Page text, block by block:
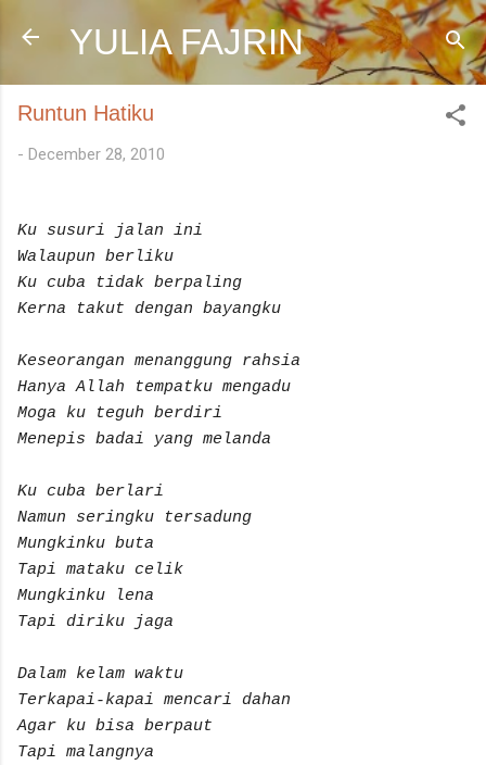
Skip to main content
YULIA FAJRIN
Runtun Hatiku
- December 28, 2010
Ku susuri jalan ini
Walaupun berliku
Ku cuba tidak berpaling
Kerna takut dengan bayangku
Keseorangan menanggung rahsia
Hanya Allah tempatku mengadu
Moga ku teguh berdiri
Menepis badai yang melanda
Ku cuba berlari
Namun seringku tersadung
Mungkinku buta
Tapi mataku celik
Mungkinku lena
Tapi diriku jaga
Dalam kelam waktu
Terkapai-kapai mencari dahan
Agar ku bisa berpaut
Tapi malangnya